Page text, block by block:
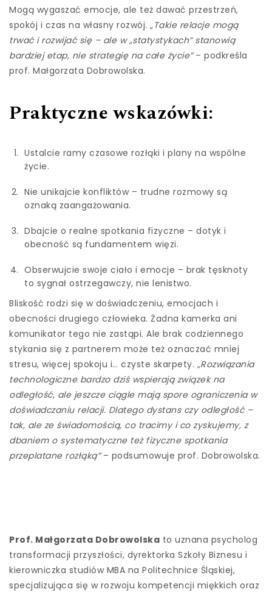
Mogą wygaszać emocje, ale też dawać przestrzeń,
spokój i czas na własny rozwój. „Takie relacje mogą
trwać i rozwijać się – ale w „statystykach” stanowią
bardziej etap, nie strategię na całe życie”– podkreśla
prof. Małgorzata Dobrowolska.
Praktyczne wskazówki:
Ustalcie ramy czasowe rozłąki i plany na wspólne
życie.
Nie unikajcie konfliktów – trudne rozmowy są
oznaką zaangażowania.
Dbajcie o realne spotkania fizyczne – dotyk i
obecność są fundamentem więzi.
Obserwujcie swoje ciało i emocje – brak tęsknoty
to sygnał ostrzegawczy, nie lenistwo.
Bliskość rodzi się w doświadczeniu, emocjach i
obecności drugiego człowieka. Żadna kamerka ani
komunikator tego nie zastąpi. Ale brak codziennego
stykania się z partnerem może też oznaczać mniej
stresu, więcej spokoju i… czyste skarpety. „Rozwiązania
technologiczne bardzo dziś wspierają związek na
odległość, ale jeszcze ciągle mają spore ograniczenia w
doświadczaniu relacji. Dlatego dystans czy odległość –
tak, ale ze świadomością, co tracimy i co zyskujemy, z
dbaniem o systematyczne też fizyczne spotkania
przeplatane rozłąką”– podsumowuje prof. Dobrowolska.
Prof. Małgorzata Dobrowolska to uznana psycholog
transformacji przyszłości, dyrektorka Szkoły Biznesu i
kierowniczka studiów MBA na Politechnice Śląskiej,
specjalizująca się w rozwoju kompetencji miękkich oraz